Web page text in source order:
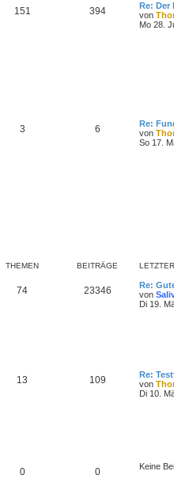
151 394
Re: Der
von
Mo 28.
3 6
Re:
von
So 17.
THEMEN BEITRÄGE
74 23346
Re:
von
Di 19.
13 109
Re:
von
Di 10.
0 0 Keine